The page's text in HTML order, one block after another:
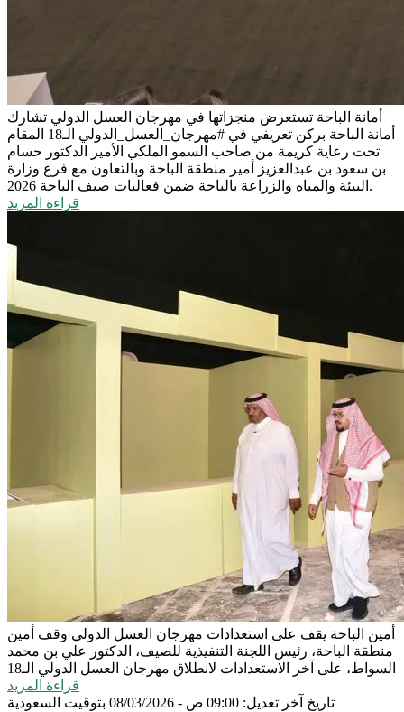
أمانة الباحة تستعرض منجزاتها في مهرجان العسل الدولي تشارك
أمانة الباحة بركن تعريفي في #مهرجان_العسل_الدولي الـ18 المقام
تحت رعاية كريمة من صاحب السمو الملكي الأمير الدكتور حسام
بن سعود بن عبدالعزيز أمير منطقة الباحة وبالتعاون مع فرع وزارة
البيئة والمياه والزراعة بالباحة ضمن فعاليات صيف الباحة 2026.
قراءة المزيد
أمين الباحة يقف على استعدادات مهرجان العسل الدولي وقف أمين
منطقة الباحة، رئيس اللجنة التنفيذية للصيف، الدكتور علي بن محمد
السواط، على آخر الاستعدادات لانطلاق مهرجان العسل الدولي الـ18
قراءة المزيد
تاريخ آخر تعديل: 09:00 ص - 08/03/2026 بتوقيت السعودية